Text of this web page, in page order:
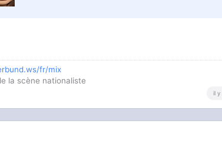
fr/mix
la scène nationaliste
il y